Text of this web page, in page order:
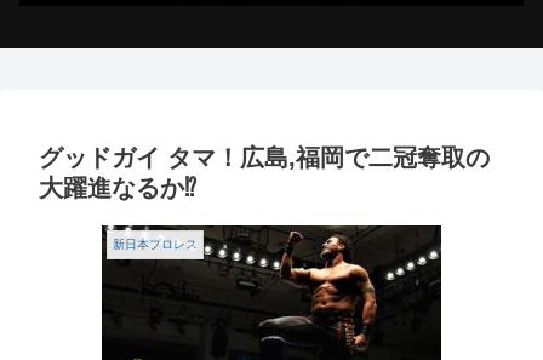
グッドガイ タマ！広島,福岡で二冠奪取の
大躍進なるか⁉︎
新日本プロレス